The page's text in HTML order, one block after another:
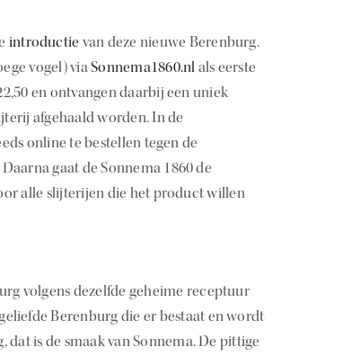
introductie van deze nieuwe Berenburg.
vogel) viaSonnema1860.nlals eerste
en ontvangen daarbij een uniek
afgehaald worden. In de
online te bestellen tegen de
gaat de Sonnema 1860 de
alle slijterijen die het product willen
volgens dezelfde geheime receptuur
Berenburg die er bestaat en wordt
is de smaak van Sonnema. De pittige